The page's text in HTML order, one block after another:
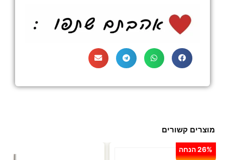
מוצרים קשורים
26% הנחה